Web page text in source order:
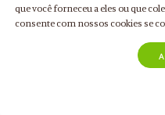
Sopa de Cenoura e
que você forneceu a eles ou que
consente com nossos cookies se